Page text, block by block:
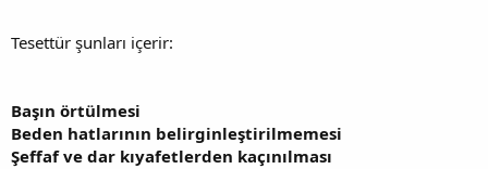
Tesettür şunları içerir:
Başın örtülmesi
Beden hatlarının belirginleştirilmemesi
Şeffaf ve dar kıyafetlerden kaçınılması